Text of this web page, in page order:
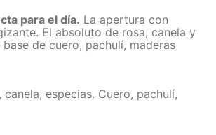
para el día. La apertura con
El absoluto de rosa, canela y
de cuero, pachulí, maderas
especias. Cuero, pachulí,